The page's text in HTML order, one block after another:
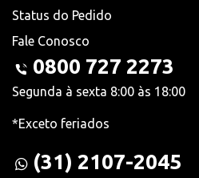
Status do Pedido
Fale Conosco
0800 727 2273
Segunda à sexta 8:00 às 18:00
*Exceto feriados
(31) 2107-2045